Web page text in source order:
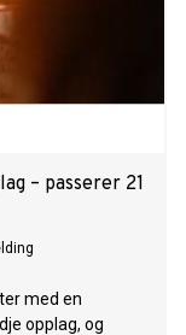
– passerer 21
med en
opplag, og